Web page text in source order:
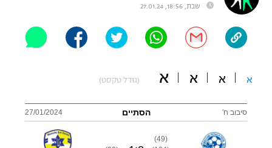
"מחצית בשכונה" – פודקאסט
משתתפים וזוכים בפרסים
תקנון משתתפים וזוכים בפרסים
תקנון עבור פעילות אלקטרה
טניס
היאבקות WWE
אופניים
ספורט מוטורי
פוטבול אמריקאי NFL
שבת, 18:56, 27.01.24
א א א א (גודל טקסט)
סיבוב ח' הסתיים 27/01/2024
(49)